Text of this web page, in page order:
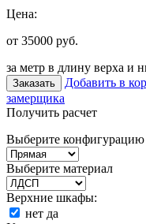
Цена:
от 35000 руб.
за метр в длину верха и
Заказать Добавить в
замерщика
Получить расчет
Выберите конфигурацию
Выберите материал
Верхние шкафы:
нет да